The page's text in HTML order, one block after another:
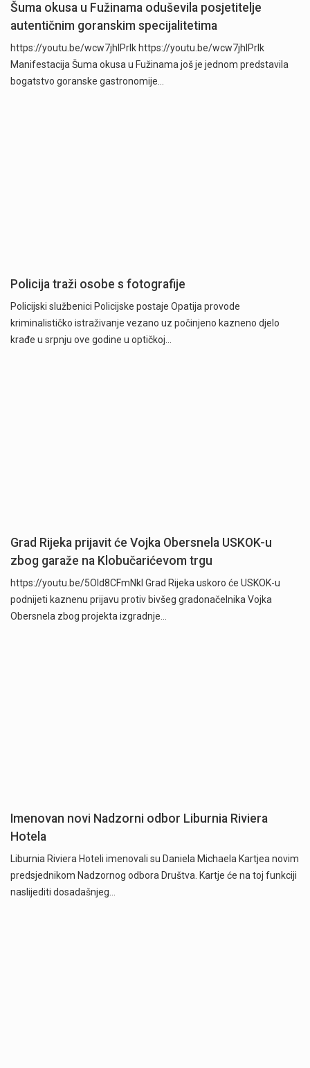
Šuma okusa u Fužinama oduševila posjetitelje
autentičnim goranskim specijalitetima
https://youtu.be/wcw7jhlPrlk https://youtu.be/wcw7jhlPrlk
Manifestacija Šuma okusa u Fužinama još je jednom predstavila
bogatstvo goranske gastronomije…
Policija traži osobe s fotografije
Policijski službenici Policijske postaje Opatija provode
kriminalističko istraživanje vezano uz počinjeno kazneno djelo
krađe u srpnju ove godine u optičkoj…
Grad Rijeka prijavit će Vojka Obersnela USKOK-u
zbog garaže na Klobučarićevom trgu
https://youtu.be/5OId8CFmNkI Grad Rijeka uskoro će USKOK-u
podnijeti kaznenu prijavu protiv bivšeg gradonačelnika Vojka
Obersnela zbog projekta izgradnje…
Imenovan novi Nadzorni odbor Liburnia Riviera
Hotela
Liburnia Riviera Hoteli imenovali su Daniela Michaela Kartjea novim
predsjednikom Nadzornog odbora Društva. Kartje će na toj funkciji
naslijediti dosadašnjeg…